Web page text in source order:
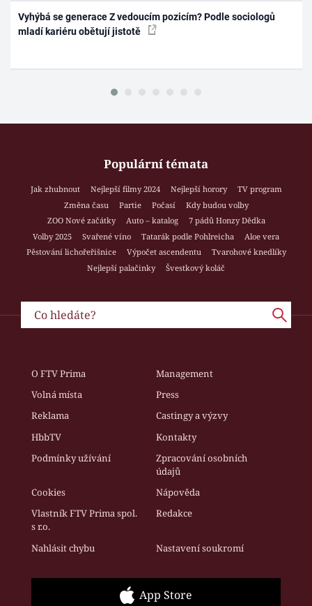
Vyhýbá se generace Z vedoucím pozicím? Podle sociologů
mladí kariéru obětují jistotě
Populární témata
Jak zhubnout Nejlepší filmy 2024 Nejlepší horory
TV program
Změna času
Partie Počasí
Kdy budou volby
ZOO Nové začátky
Auto – katalog
7 pádů Honzy Dědka
Volby 2025
Svařené víno Tatarák podle Pohlreicha
Aloe vera
Pěstování lichořeřišnice
Výpočet ascendentu
Tvarohové knedlíky
Nejlepší palačinky
Švestkový koláč
O FTV Prima
Management
Volná místa
Press
Reklama
Castingy a výzvy
HbbTV
Kontakty
Podmínky užívání
Zpracování osobních
údajů
Cookies
Nápověda
Vlastník FTV Prima spol.
s r.o.
Redakce
Nahlásit chybu Nastavení soukromí
App Store